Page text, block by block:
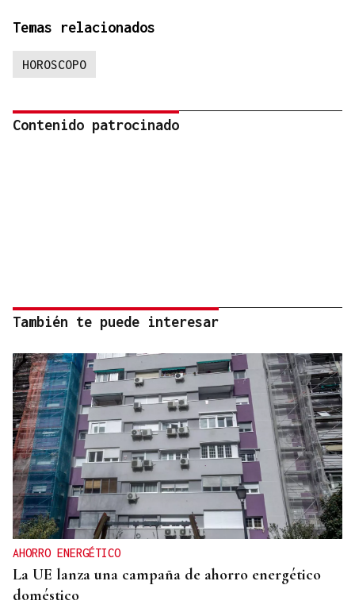
Temas relacionados
HOROSCOPO
Contenido patrocinado
También te puede interesar
AHORRO ENERGÉTICO
La UE lanza una campaña de ahorro energético
doméstico